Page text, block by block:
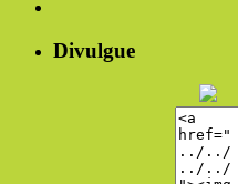
Divulgue